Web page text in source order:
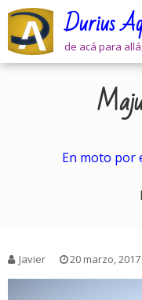
Skip
content
Durius
de acá para
En moto por
Javier 20 marzo, 2017